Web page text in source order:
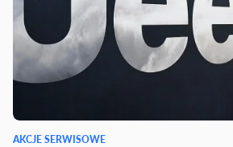
AKCJE SERWISOWE